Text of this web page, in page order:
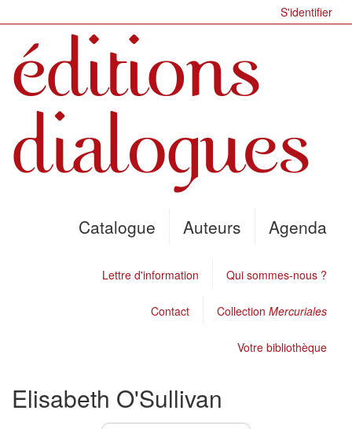
S'identifier
Catalogue Auteurs Agenda
Lettre d'information Qui sommes-nous ?
Contact Collection Mercuriales
Votre bibliothèque
Elisabeth O'Sullivan